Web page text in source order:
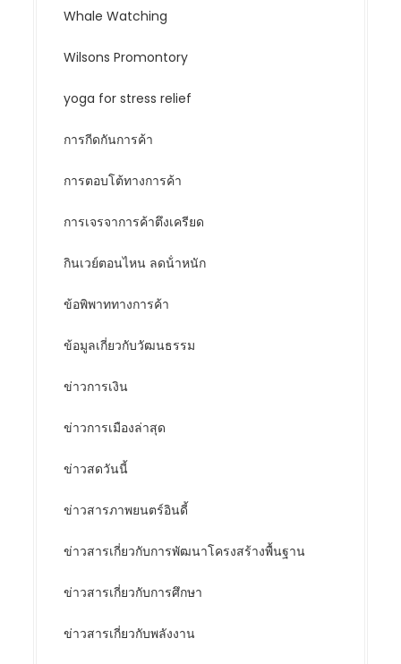
Whale Watching
Wilsons Promontory
yoga for stress relief
การกีดกันการค้า
การตอบโต้ทางการค้า
การเจรจาการค้าตึงเครียด
กินเวย์ตอนไหน ลดน้ําหนัก
ข้อพิพาททางการค้า
ข้อมูลเกี่ยวกับวัฒนธรรม
ข่าวการเงิน
ข่าวการเมืองล่าสุด
ข่าวสดวันนี้
ข่าวสารภาพยนตร์อินดี้
ข่าวสารเกี่ยวกับการพัฒนาโครงสร้างพื้นฐาน
ข่าวสารเกี่ยวกับการศึกษา
ข่าวสารเกี่ยวกับพลังงาน